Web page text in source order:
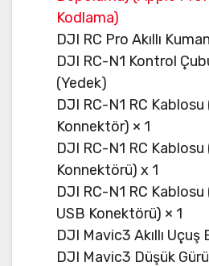
Kodlama)
DJI RC Pro Akıllı
DJI RC-N1 Kontrol
(Yedek)
DJI RC-N1 RC
Konnektör) × 1
DJI RC-N1 RC
Konnektörü) x 1
DJI RC-N1 RC
USB Konektörü) × 1
DJI Mavic3 Akıllı Uçuş
DJI Mavic3 Düşük